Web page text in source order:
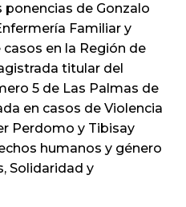
ponencias de Gonzalo
Familiar y
en la Región de
titular del
5 de Las Palmas de
en casos de Violencia
Perdomo y Tibisay
humanos y género
Solidaridad y